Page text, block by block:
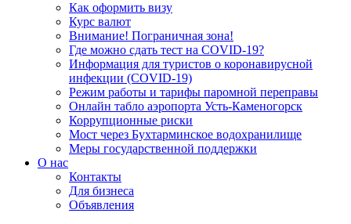
Как оформить визу
Курс валют
Внимание! Пограничная зона!
Где можно сдать тест на COVID-19?
Информация для туристов о коронавирусной
инфекции (COVID-19)
Режим работы и тарифы паромной переправы
Онлайн табло аэропорта Усть-Каменогорск
Коррупционные риски
Мост через Бухтарминское водохранилище
Меры государственной поддержки
О нас
Контакты
Для бизнеса
Объявления